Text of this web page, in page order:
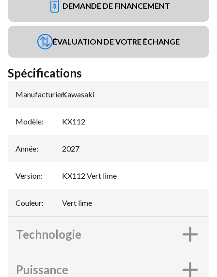
DEMANDE DE FINANCEMENT
ÉVALUATION DE VOTRE ÉCHANGE
Spécifications
Manufacturier:
Kawasaki
Modèle: KX112
Année: 2027
Version: KX112 Vert lime
Couleur: Vert lime
Technologie
Puissance